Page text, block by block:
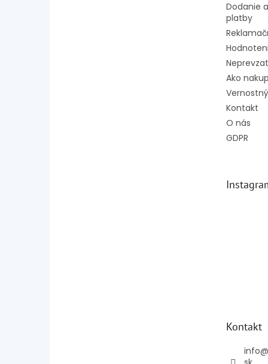
Dodanie
platby
Ako
Kontakt
O nás
GDPR
Kontakt
info@